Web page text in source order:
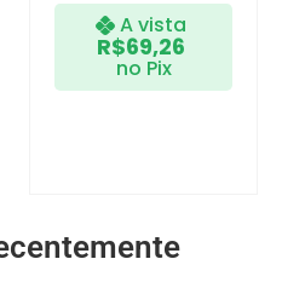
A vista
R$69,26
no Pix